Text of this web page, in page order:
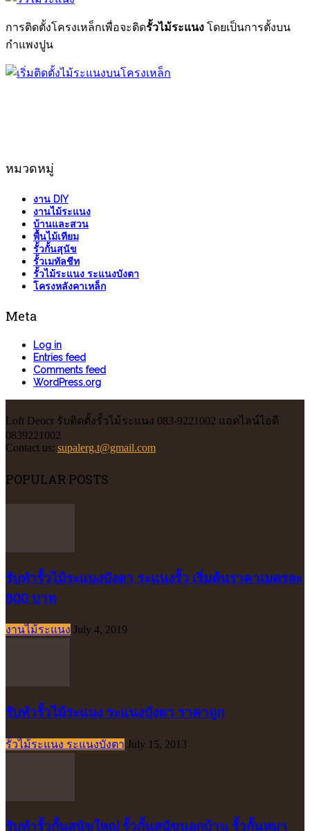
การติดตั้งโครงเหล็กเพื่อจะติดรั้วไม้ระแนง โดยเป็นการตั้งบน
กำแพงปูน
หมวดหมู่
งาน DIY
งานไม้ระแนง
บ้านและสวน
พื้นไม้เทียม
รั้วกั้นสุนัข
รั้วเมทัลชีท
รั้วไม้ระแนง ระแนงบังตา
โครงหลังคาเหล็ก
Meta
Log in
Entries feed
Comments feed
WordPress.org
Loft Deocr รับติดตั้งรั้วไม้ระแนง 083-9221002 แอดไลน์ไอดี
0839221002
Contact us: supalerg.t@gmail.com
POPULAR POSTS
รับทำรั้วไม้ระแนงบังตา ระแนงรั้ว เริ่มต้นราคาเมตรละ
800 บาท
งานไม้ระแนง July 4, 2019
รับทำรั้วไม้ระแนง ระแนงบังตา ราคาถูก
รั้วไม้ระแนง ระแนงบังตา July 15, 2013
รับทำรั้วกั้นสุนัขใหญ่ รั้วกั้นสุนัขนอกบ้าน รั้วกั้นหมา